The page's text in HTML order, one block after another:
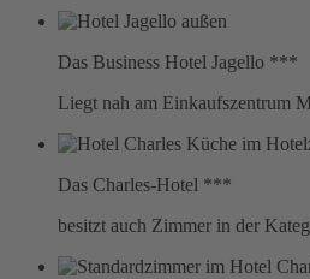
Das Business Hotel Jagello ***
Liegt nah am Einkaufszentrum
Das Charles-Hotel ***
besitzt auch Zimmer in der